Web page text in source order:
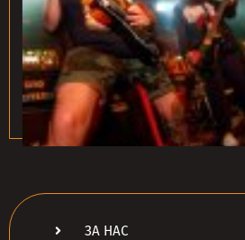
ЗА НАС